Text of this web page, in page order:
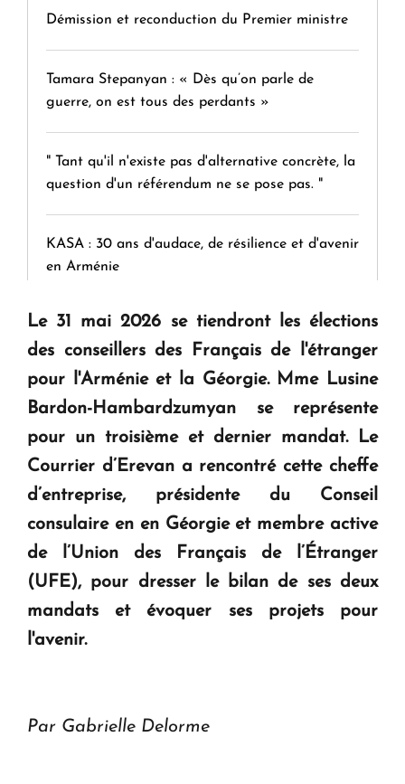
Démission et reconduction du Premier ministre
Tamara Stepanyan : « Dès qu’on parle de
guerre, on est tous des perdants »
" Tant qu'il n'existe pas d'alternative concrète, la
question d'un référendum ne se pose pas. "
KASA : 30 ans d'audace, de résilience et d'avenir
en Arménie
Le premier hôtel Hyatt Regency d'Arménie
ouvrira ses portes à Dilijan
Le 31 mai 2026 se tiendront les élections
des conseillers des Français de l'étranger
pour l'Arménie et la Géorgie. Mme Lusine
Bardon-Hambardzumyan se représente
pour un troisième et dernier mandat. Le
Courrier d’Erevan a rencontré cette cheffe
d’entreprise, présidente du Conseil
consulaire en en Géorgie et membre active
de l’Union des Français de l’Étranger
(UFE), pour dresser le bilan de ses deux
mandats et évoquer ses projets pour
l'avenir.
Par Gabrielle Delorme